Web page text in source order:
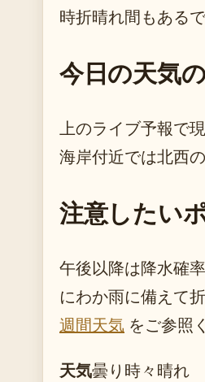
時折晴れ間もあるで
今日の天気
上のライブ予報で
海岸付近では北西
注意したい
午後以降は降水確
にわか雨に備えて
週間天気 をご参照
天気曇り時々晴れ